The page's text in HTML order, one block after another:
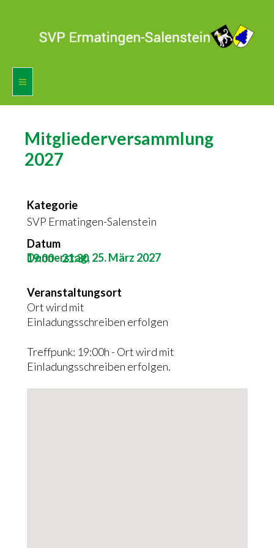
Vorstand
Mitglied werden
Presse
Links
Mitgliederversammlung
2027
Kategorie
SVP Ermatingen-Salenstein
Datum
Donnerstag, 25. März 2027
19:00-21:30
Veranstaltungsort
Ort wird mit
Einladungsschreiben erfolgen
Treffpunk: 19:00h - Ort wird mit
Einladungsschreiben erfolgen.